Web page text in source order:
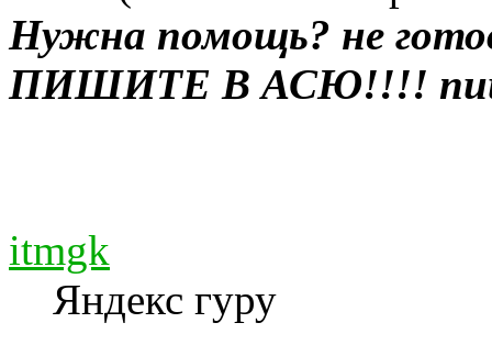
Нужна помощь? не
ПИШИТЕ В АСЮ!!!!
itmgk
Яндекс гуру